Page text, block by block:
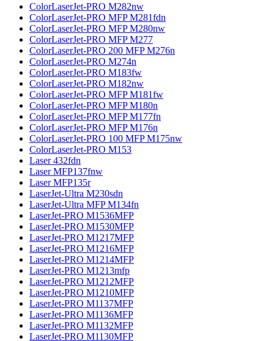
ColorLaserJet-PRO M282nw
ColorLaserJet-PRO MFP M281fdn
ColorLaserJet-PRO MFP M280nw
ColorLaserJet-PRO MFP M277
ColorLaserJet-PRO 200 MFP M276n
ColorLaserJet-PRO M274n
ColorLaserJet-PRO M183fw
ColorLaserJet-PRO M182nw
ColorLaserJet-PRO MFP M181fw
ColorLaserJet-PRO MFP M180n
ColorLaserJet-PRO MFP M177fn
ColorLaserJet-PRO MFP M176n
ColorLaserJet-PRO 100 MFP M175nw
ColorLaserJet-PRO M153
Laser 432fdn
Laser MFP137fnw
Laser MFP135r
LaserJet-Ultra M230sdn
LaserJet-Ultra MFP M134fn
LaserJet-PRO M1536MFP
LaserJet-PRO M1530MFP
LaserJet-PRO M1217MFP
LaserJet-PRO M1216MFP
LaserJet-PRO M1214MFP
LaserJet-PRO M1213mfp
LaserJet-PRO M1212MFP
LaserJet-PRO M1210MFP
LaserJet-PRO M1137MFP
LaserJet-PRO M1136MFP
LaserJet-PRO M1132MFP
LaserJet-PRO M1130MFP